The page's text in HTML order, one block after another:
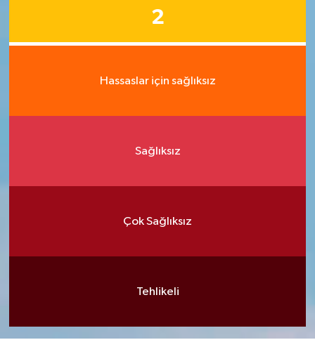
2
Hassaslar için sağlıksız
Sağlıksız
Çok Sağlıksız
Tehlikeli